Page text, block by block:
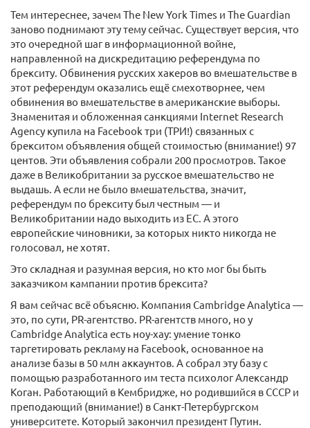
Тем интереснее, зачем The New York Times и The Guardian
заново поднимают эту тему сейчас. Существует версия, что
это очередной шаг в информационной войне,
направленной на дискредитацию референдума по
брекситу. Обвинения русских хакеров во вмешательстве в
этот референдум оказались ещё смехотворнее, чем
обвинения во вмешательстве в американские выборы.
Знаменитая и обложенная санкциями Internet Research
Agency купила на Facebook три (ТРИ!) связанных с
брекситом объявления общей стоимостью (внимание!) 97
центов. Эти объявления собрали 200 просмотров. Такое
даже в Великобритании за русское вмешательство не
выдашь. А если не было вмешательства, значит,
референдум по брекситу был честным — и
Великобритании надо выходить из ЕС. А этого
европейские чиновники, за которых никто никогда не
голосовал, не хотят.
Это складная и разумная версия, но кто мог бы быть
заказчиком кампании против брексита?
Я вам сейчас всё объясню. Компания Cambridge Analytica —
это, по сути, PR-агентство. PR-агентств много, но у
Cambridge Analytica есть ноу-хау: умение тонко
таргетировать рекламу на Facebook, основанное на
анализе базы в 50 млн аккаунтов. А собрал эту базу с
помощью разработанного им теста психолог Александр
Коган. Работающий в Кембридже, но родившийся в СССР и
преподающий (внимание!) в Санкт-Петербургском
университете. Который закончил президент Путин.